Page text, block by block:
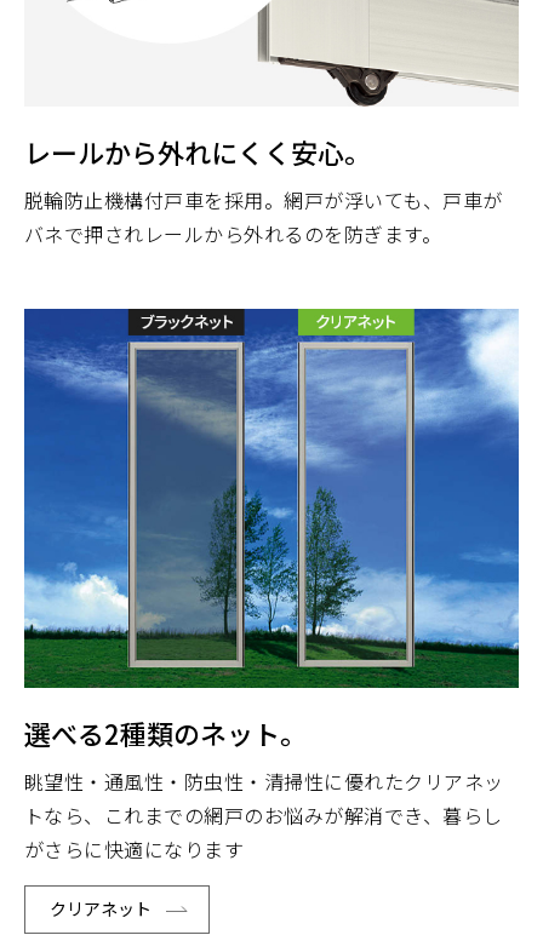
レールから外れにくく安心。
脱輪防止機構付戸車を採用。網戸が浮いても、戸車が
バネで押されレールから外れるのを防ぎます。
選べる2種類のネット。
眺望性・通風性・防虫性・清掃性に優れたクリアネッ
トなら、これまでの網戸のお悩みが解消でき、暮らし
がさらに快適になります
クリアネット